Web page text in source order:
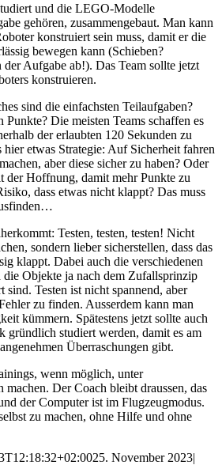
und die LEGO-Modelle
gehören, zusammengebaut. Man kann
konstruiert sein muss, damit er die
bewegen kann (Schieben?
Aufgabe ab!). Das Team sollte jetzt
konstruieren.
sind die einfachsten Teilaufgaben?
Punkte? Die meisten Teams schaffen es
der erlaubten 120 Sekunden zu
hier etwas Strategie: Auf Sicherheit fahren
aber diese sicher zu haben? Oder
der Hoffnung, damit mehr Punkte zu
dass etwas nicht klappt? Das muss
Testen, testen, testen! Nicht
sondern lieber sicherstellen, dass das
klappt. Dabei auch die verschiedenen
die Objekte ja nach dem Zufallsprinzip
sind. Testen ist nicht spannend, aber
zu finden. Ausserdem kann man
kümmern. Spätestens jetzt sollte auch
gründlich studiert werden, damit es am
Überraschungen gibt.
wenn möglich, unter
machen. Der Coach bleibt draussen, das
der Computer ist im Flugzeugmodus.
zu machen, ohne Hilfe und ohne
25. November 2023|